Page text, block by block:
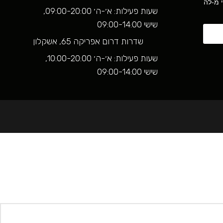
מ-לה
שעות פעילות: א׳-ה׳ 09:00-20:00,
שישי 09:00-14:00
שדרות דרום אפריקה 65, אשקלון
שעות פעילות: א׳-ה׳ 10:00-20:00,
שישי 09:00-14:00